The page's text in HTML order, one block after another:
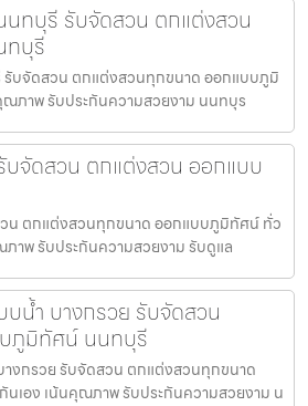
ทบุรี รับจัดสวน ตกแต่งสวน
ทบุรี
บจัดสวน ตกแต่งสวนทุกขนาด ออกแบบภูมิ
ณภาพ รับประกันความสวยงาม นนทบุร
จัดสวน ตกแต่งสวน ออกแบบ
น ตกแต่งสวนทุกขนาด ออกแบบภูมิทัศน์ ทั่ว
ภาพ รับประกันความสวยงาม รับดูแล
น้ำ บางกรวย รับจัดสวน
ภูมิทัศน์ นนทบุรี
งกรวย รับจัดสวน ตกแต่งสวนทุกขนาด
เอง เน้นคุณภาพ รับประกันความสวยงาม น